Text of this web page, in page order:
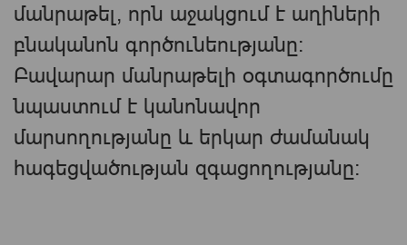
մանրաթել, որն աջակցում է աղիների
բնականոն գործունեությանը։
Բավարար մանրաթելի օգտագործումը
նպաստում է կանոնավոր
մարսողությանը և երկար ժամանակ
հագեցվածության զգացողությանը։